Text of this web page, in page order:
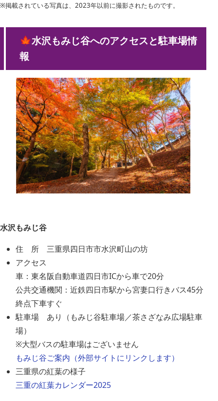
※掲載されている写真は、2023年以前に撮影されたものです。
🍁水沢もみじ谷へのアクセスと駐車場情
報
水沢もみじ谷
住 所 三重県四日市市水沢町山の坊
アクセス
車：東名阪自動車道四日市ICから車で20分
公共交通機関：近鉄四日市駅から宮妻口行きバス45分
終点下車すぐ
駐車場 あり（もみじ谷駐車場／茶さざなみ広場駐車
場）
※大型バスの駐車場はございません
もみじ谷ご案内（外部サイトにリンクします）
三重県の紅葉の様子
三重の紅葉カレンダー2025